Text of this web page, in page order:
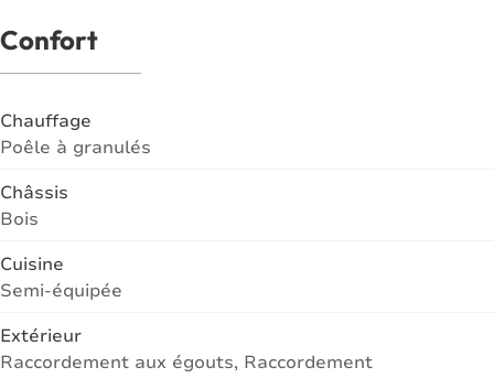
Confort
Chauffage
Poêle à granulés
Châssis
Bois
Cuisine
Semi-équipée
Extérieur
Raccordement aux égouts, Raccordement